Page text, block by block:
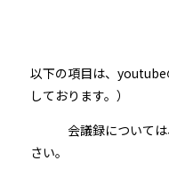
以下の項目は、youtube
しております。）
会議録については、
さい。